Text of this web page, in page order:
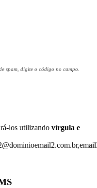
spam, digite o código no campo.
los utilizando vírgula e